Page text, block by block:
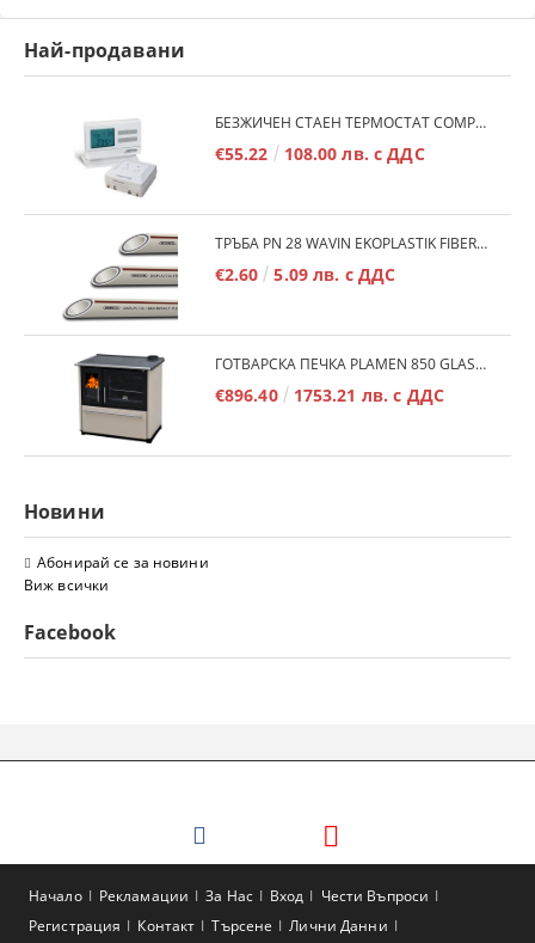
Най-продавани
БЕЗЖИЧЕН СТАЕН ТЕРМОСТАТ COMPUTHERM Q7RF
€55.22 108.00 лв. с ДДС
ТРЪБА PN 28 WAVIN EKOPLASTIK FIBER BASALT PLUS - 3М/БР.
€2.60 5.09 лв. с ДДС
ГОТВАРСКА ПЕЧКА PLAMEN 850 GLAS 11KW
€896.40 1753.21 лв. с ДДС
Новини
Абонирай се за новини
Виж всички
Facebook
Начало Рекламации За Нас Вход
Чести Въпроси
Регистрация
Контакт Търсене Лични Данни